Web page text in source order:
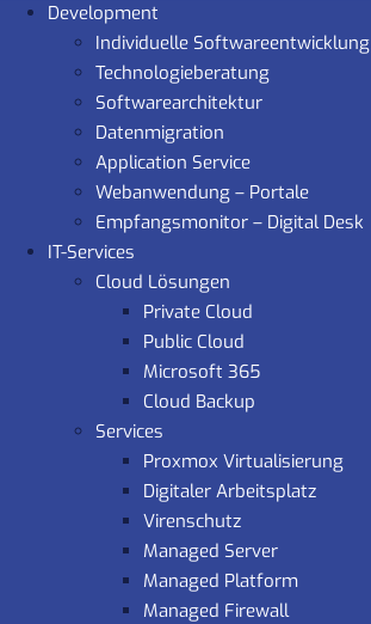
Development
Individuelle Softwareentwicklung
Technologieberatung
Softwarearchitektur
Datenmigration
Application Service
Webanwendung – Portale
Empfangsmonitor – Digital Desk
IT-Services
Cloud Lösungen
Private Cloud
Public Cloud
Microsoft 365
Cloud Backup
Services
Proxmox Virtualisierung
Digitaler Arbeitsplatz
Virenschutz
Managed Server
Managed Platform
Managed Firewall